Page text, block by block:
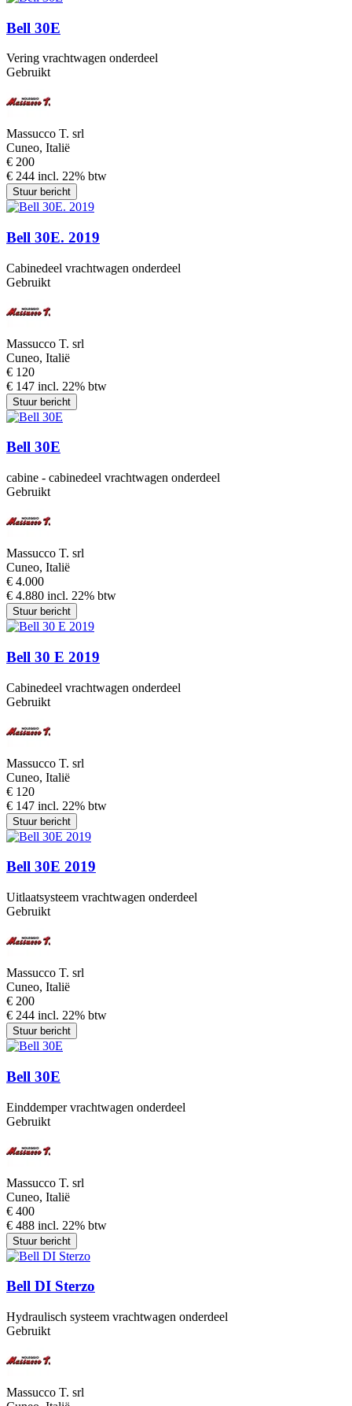
Bell 30E
Vering vrachtwagen onderdeel
Gebruikt
Massucco T. srl
Cuneo, Italië
€ 200
€ 244 incl. 22% btw
Stuur bericht
Bell 30E. 2019
Cabinedeel vrachtwagen onderdeel
Gebruikt
Massucco T. srl
Cuneo, Italië
€ 120
€ 147 incl. 22% btw
Stuur bericht
Bell 30E
cabine - cabinedeel vrachtwagen onderdeel
Gebruikt
Massucco T. srl
Cuneo, Italië
€ 4.000
€ 4.880 incl. 22% btw
Stuur bericht
Bell 30 E 2019
Cabinedeel vrachtwagen onderdeel
Gebruikt
Massucco T. srl
Cuneo, Italië
€ 120
€ 147 incl. 22% btw
Stuur bericht
Bell 30E 2019
Uitlaatsysteem vrachtwagen onderdeel
Gebruikt
Massucco T. srl
Cuneo, Italië
€ 200
€ 244 incl. 22% btw
Stuur bericht
Bell 30E
Einddemper vrachtwagen onderdeel
Gebruikt
Massucco T. srl
Cuneo, Italië
€ 400
€ 488 incl. 22% btw
Stuur bericht
Bell DI Sterzo
Hydraulisch systeem vrachtwagen onderdeel
Gebruikt
Massucco T. srl